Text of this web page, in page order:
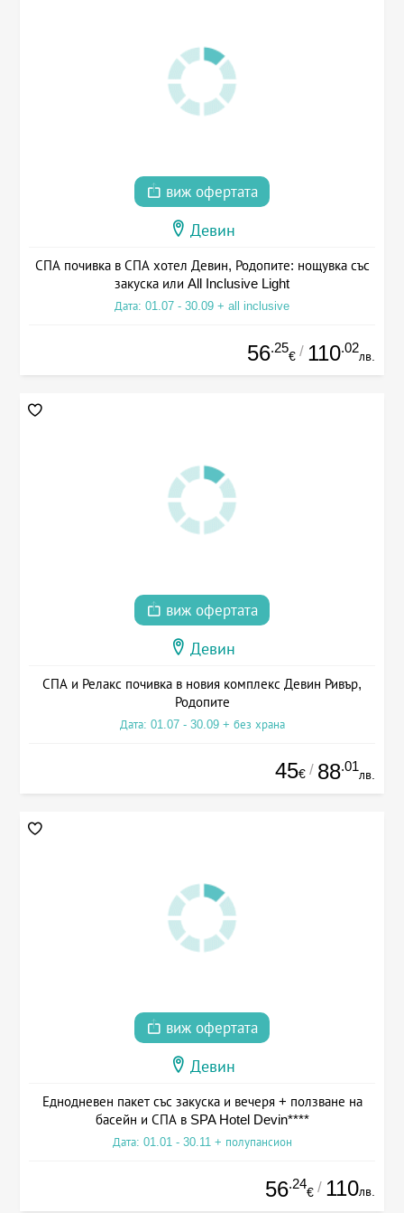
виж офертата
Девин
СПА почивка в СПА хотел Девин, Родопите: нощувка със
закуска или All Inclusive Light
Дата: 01.07 - 30.09 + all inclusive
56.25
€ / 110.02
лв.
виж офертата
Девин
СПА и Релакс почивка в новия комплекс Девин Ривър,
Родопите
Дата: 01.07 - 30.09 + без храна
45€ / 88.01
лв.
виж офертата
Девин
Еднодневен пакет със закуска и вечеря + ползване на
басейн и СПА в SPA Hotel Devin****
Дата: 01.01 - 30.11 + полупансион
56.24
€ / 110лв.